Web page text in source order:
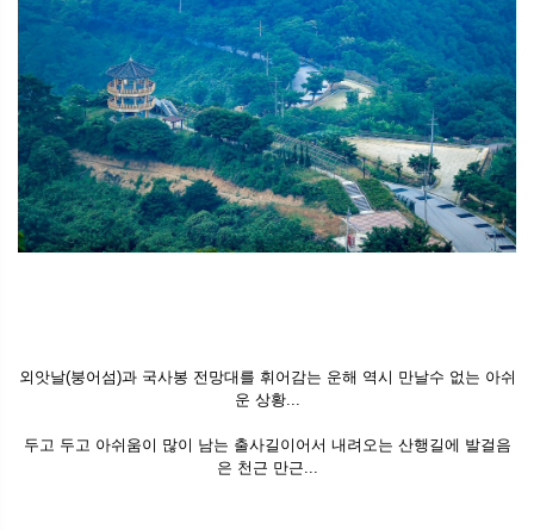
외앗날(붕어섬)과 국사봉 전망대를 휘어감는 운해 역시 만날수 없는 아쉬
운 상황...
두고 두고 아쉬움이 많이 남는 출사길이어서 내려오는 산행길에 발걸음
은 천근 만근...